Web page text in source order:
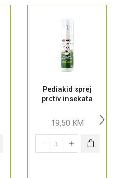
Pediakid sprej
protiv insekata
19,50 KM